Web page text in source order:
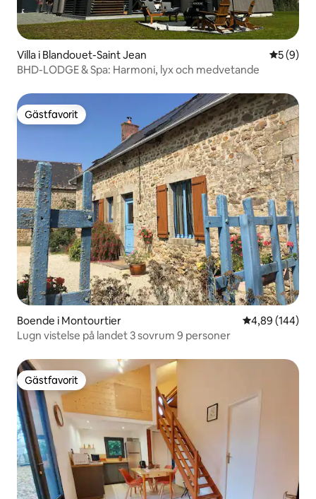
Villa i Blandouet-Saint Jean 5 av 5 i
5 (9)
BHD-LODGE & Spa: Harmoni, lyx och medvetande
Gästfavorit
Gästfavorit
Boende i Montourtier 4,89 av 5 i
4,89 (144)
Lugn vistelse på landet 3 sovrum 9 personer
Gästfavorit
Gästfavorit